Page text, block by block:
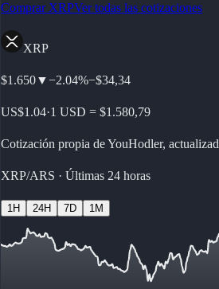
Comprar XRPVer todas las cotizaciones
XRP
$1.650▼−2.04%−$34,34
US$1.04·1 USD = $1.580,79
Cotización propia de YouHodler,
XRP/ARS · Últimas 24 horas
1H 24H 7D 1M